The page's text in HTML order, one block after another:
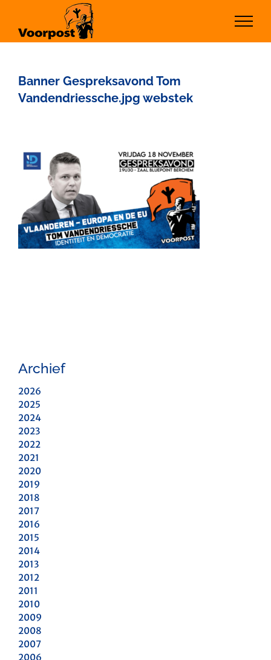
inhoud
Banner Gespreksavond Tom
Vandendriessche.jpg webstek
Archief
2026
2025
2024
2023
2022
2021
2020
2019
2018
2017
2016
2015
2014
2013
2012
2011
2010
2009
2008
2007
2006